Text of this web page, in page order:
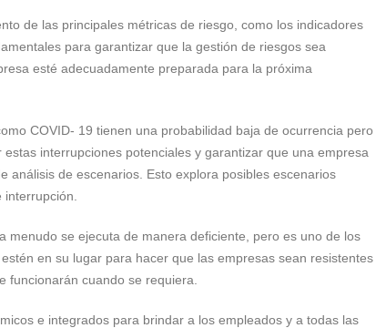
de las principales métricas de riesgo, como los indicadores
para garantizar que la gestión de riesgos sea
esté adecuadamente preparada para la próxima
COVID- 19 tienen una probabilidad baja de ocurrencia pero
interrupciones potenciales y garantizar que una empresa
análisis de escenarios. Esto explora posibles escenarios
menudo se ejecuta de manera deficiente, pero es uno de los
en su lugar para hacer que las empresas sean resistentes
funcionarán cuando se requiera.
e integrados para brindar a los empleados y a todas las